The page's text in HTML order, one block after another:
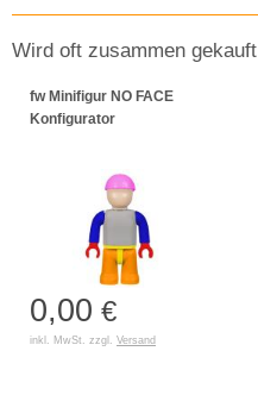
Wird oft zusammen gekauft
fw Minifigur NO FACE
Konfigurator
0,00 €
inkl. MwSt. zzgl. Versand